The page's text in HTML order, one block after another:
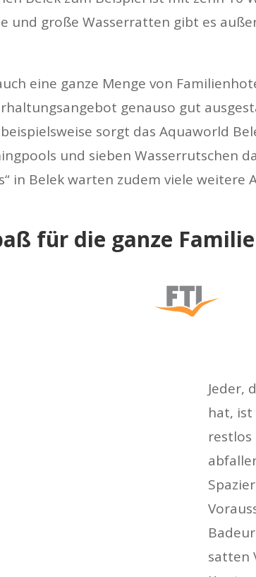
und große Wasserratten gibt es
eine ganze Menge von
genauso gut
sorgt das Aquaworld
und sieben Wasserrutschen
in Belek warten zudem viele
für die ganze
Jeder,
hat,
satten